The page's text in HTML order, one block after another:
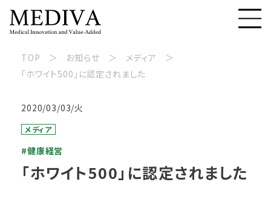
TOP お知らせ
メディア
「ホワイト500」に認定されました
2020/03/03/火
メディア
#健康経営
「ホワイト500」に認定されました